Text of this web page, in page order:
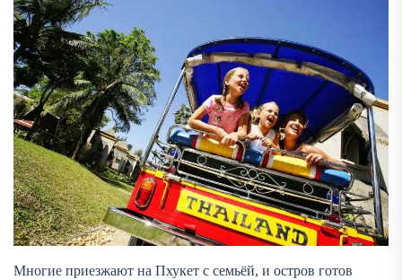
Многие приезжают на Пхукет с семьёй, и остров готов